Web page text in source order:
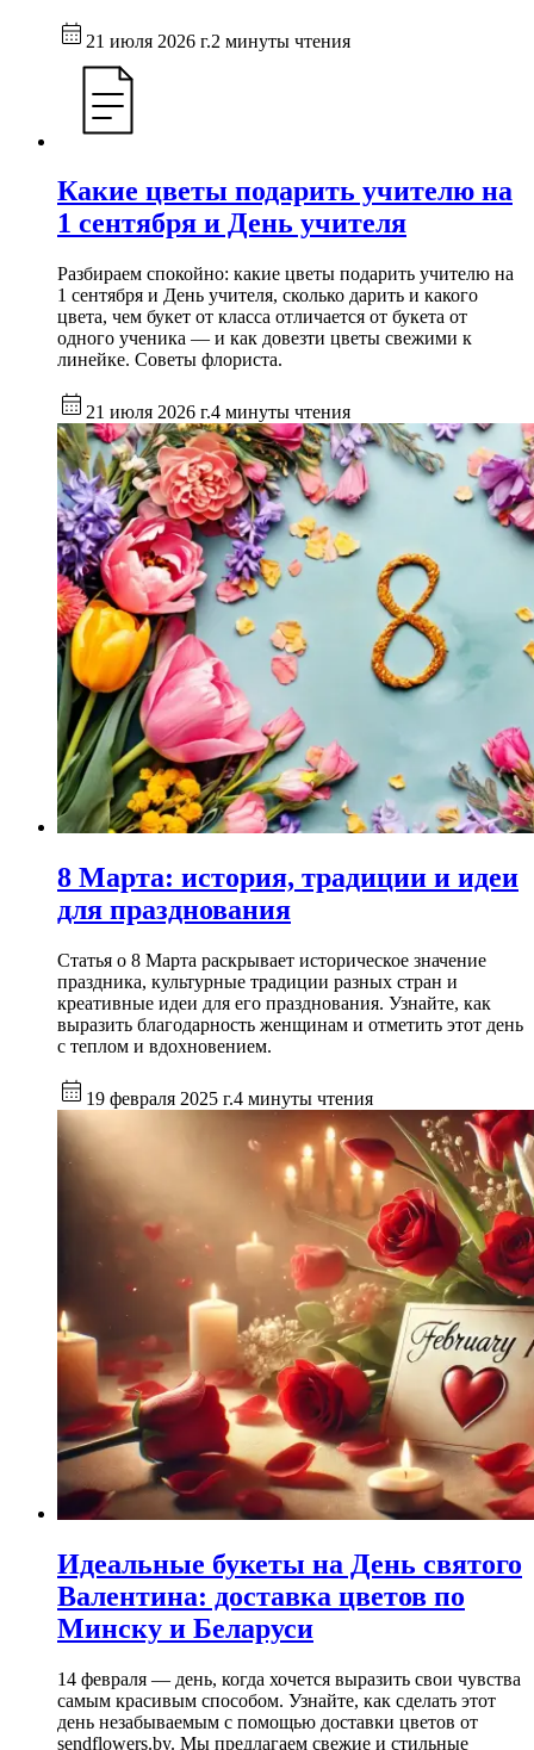
21 июля 2026 г.2 минуты чтения
Какие цветы подарить учителю на
1 сентября и День учителя
Разбираем спокойно: какие цветы подарить учителю на
1 сентября и День учителя, сколько дарить и какого
цвета, чем букет от класса отличается от букета от
одного ученика — и как довезти цветы свежими к
линейке. Советы флориста.
21 июля 2026 г.4 минуты чтения
8 Марта: история, традиции и идеи
для празднования
Статья о 8 Марта раскрывает историческое значение
праздника, культурные традиции разных стран и
креативные идеи для его празднования. Узнайте, как
выразить благодарность женщинам и отметить этот день
с теплом и вдохновением.
19 февраля 2025 г.4 минуты чтения
Идеальные букеты на День святого
Валентина: доставка цветов по
Минску и Беларуси
14 февраля — день, когда хочется выразить свои чувства
самым красивым способом. Узнайте, как сделать этот
день незабываемым с помощью доставки цветов от
sendflowers.by. Мы предлагаем свежие и стильные